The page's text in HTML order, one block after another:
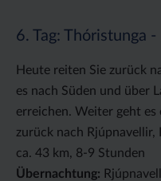
6. Tag: Thóristunga
Heute reiten Sie zurück
es nach Süden und über
erreichen. Weiter geht es
zurück nach Rjúpnavellir,
ca. 43 km, 8-9 Stunden
Übernachtung: